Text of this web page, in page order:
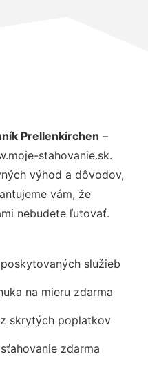
Prellenkirchen –
stahovanie.sk.
výhod a dôvodov,
vám, že
nebudete ľutovať.
služieb
na mieru zdarma
skrytých poplatkov
zdarma